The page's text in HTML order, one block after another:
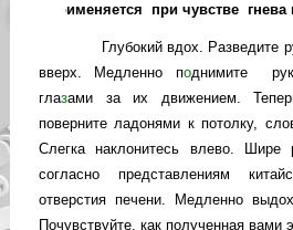
Применяется при чувстве гнева
Глубокий вдох. Разведите
вверх. Медленно поднимите
глазами за их движением.
поверните ладонями к потолку,
Слегка наклонитесь влево. Шире
согласно представлениям
отверстия печени. Медленно
Почувствуйте, как полученная вами